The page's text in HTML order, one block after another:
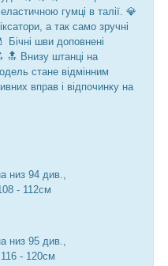
гумці в талії. 💎
а так само зручні
Бічні шви доповнені
🔝 Внизу штанці на
стане відмінним
вправ і відпочинку на
низ 94 див.,
- 112см
низ 95 див.,
- 120см